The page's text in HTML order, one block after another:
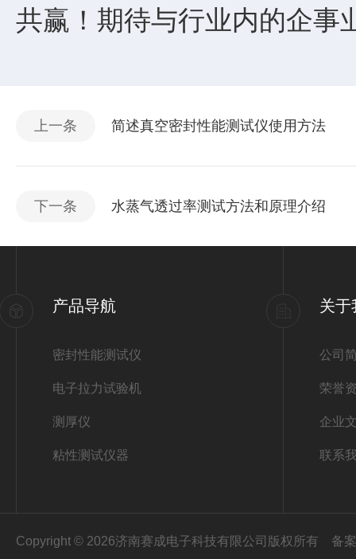
共赢！ 期待与行业内的企事
上一条 简述真空密封性能测试仪使用方法
下一条 水蒸气透过率测试方法和原理介绍
产品导航
密封性能测试仪
电子拉力试验机
测厚仪
粘性测试仪器
关于
公司
荣誉
企业
联系
Copyright © 2026济南赛成电子科技有限公司版权所有 备